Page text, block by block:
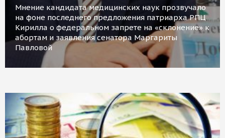
Мнение кандидата медицинских наук прозвучало
на фоне последнего предложения патриарха РПЦ
Кирилла о федеральном запрете на «склонение» к
абортам и заявления сенатора Маргариты
Павловой